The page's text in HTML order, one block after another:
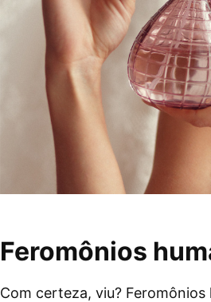
Feromônios
Com certeza, viu?